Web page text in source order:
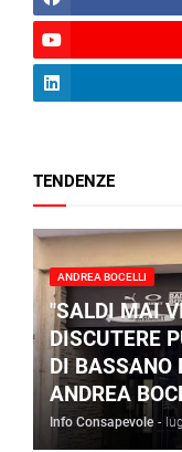
TENDENZE
ANDREA BOCELLI
"SALDI MAI
DISCUTERE
DI BASSANO
ANDREA
Info Consapevole -